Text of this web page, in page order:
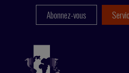
Abonnez-vous